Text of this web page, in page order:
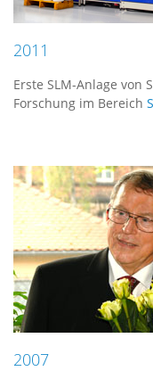
2011
Erste SLM-Anlage von
Forschung im Bereich
2007